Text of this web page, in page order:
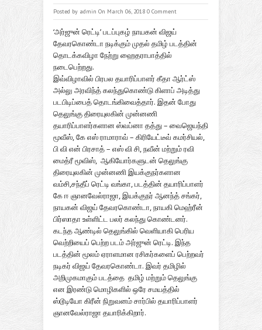
Posted by admin On March 06, 2018 0 Comment
‘அர்ஜுன் ரெட்டி’ படப்புகழ் நாயகன் விஜய்
தேவரகொண்டா நடிக்கும் முதல் தமிழ் படத்தின்
தொடக்கவிழா நேற்று ஹைதராபாத்தில்
நடைபெற்றது.
இவ்விழாவில் பிரபல தயாரிப்பாளர் கீதா ஆர்ட்ஸ்
அல்லு அரவிந்த் கலந்துகொண்டு கிளாப் அடித்து
படபிடிப்பைத் தொடங்கிவைத்தார். இதன் போது
தெலுங்கு திரையுலகின் முன்னணி
தயாரிப்பாளர்களான ஸ்வப்னா தத்து – வைஜெயந்தி
மூவீஸ், கே எஸ் ராமாராவ் – கிரியேட்டீவ் கமர்சியல்,
பி வி என் பிரசாத் – எஸ் வி சி, நவீன் மற்றும் ரவி
மைத்ரீ மூவிஸ், ஆகியோர்களுடன் தெலுங்கு
திரையுலகின் முன்னணி இயக்குநர்களான
வம்சி,சந்தீப் ரெட்டி வங்கா, படத்தின் தயாரிப்பாளர்
கே ஈ ஞானவேல்ராஜா, இயக்குநர் ஆனந்த் சங்கர்,
நாயகன் விஜய் தேவரகொண்டா, நாயகி மெஹ்ரீன்
பிர்ஸாதா உள்ளிட்ட பலர் கலந்து கொண்டனர்.
கடந்த ஆண்டில் தெலுங்கில் வெளியாகி பெரிய
வெற்றியைப் பெற்ற படம் அர்ஜுன் ரெட்டி. இந்த
படத்தின் மூலம் ஏராளமான ரசிகர்களைப் பெற்றவர்
நடிகர் விஜய் தேவரகொண்டா. இவர் தமிழில்
அறிமுகமாகும் படத்தை தமிழ் மற்றும் தெலுங்கு
என இரண்டு மொழிகளில் ஒரே சமயத்தில்
ஸ்டூடியோ கிரீன் நிறுவனம் சார்பில் தயாரிப்பாளர்
ஞானவேல்ராஜா தயாரிக்கிறார்.